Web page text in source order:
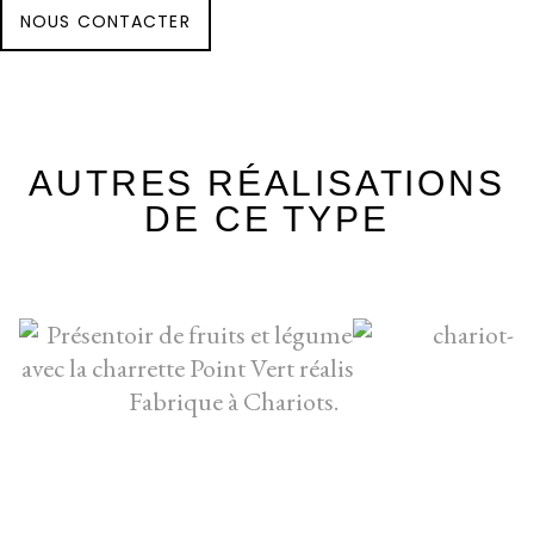
NOUS CONTACTER
AUTRES RÉALISATIONS
DE CE TYPE